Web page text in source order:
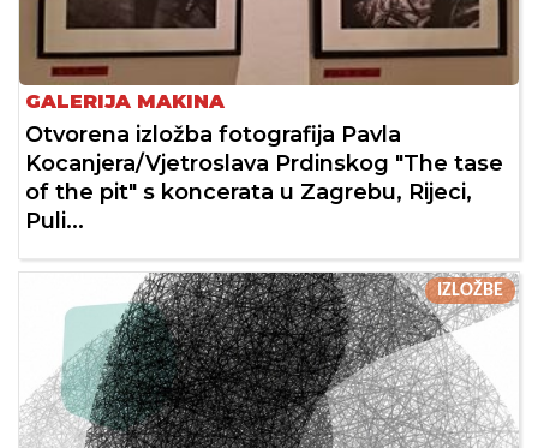
GALERIJA MAKINA
Otvorena izložba fotografija Pavla
Kocanjera/Vjetroslava Prdinskog "The tase
of the pit" s koncerata u Zagrebu, Rijeci,
Puli...
IZLOŽBE